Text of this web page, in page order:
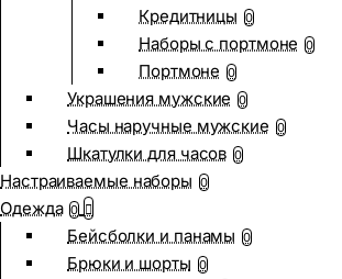
Кредитницы 0
Наборы с портмоне 0
Портмоне 0
Украшения мужские 0
Часы наручные мужские 0
Шкатулки для часов 0
Настраиваемые наборы 0
Одежда 0
Бейсболки и панамы 0
Брюки и шорты 0